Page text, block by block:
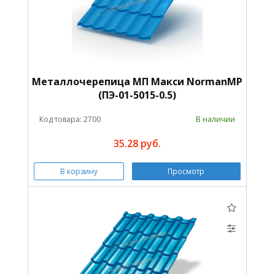
Металлочерепица МП Макси NormanMP
(ПЭ-01-5015-0.5)
Код товара: 2700 В наличии
35.28 руб.
В корзину Просмотр